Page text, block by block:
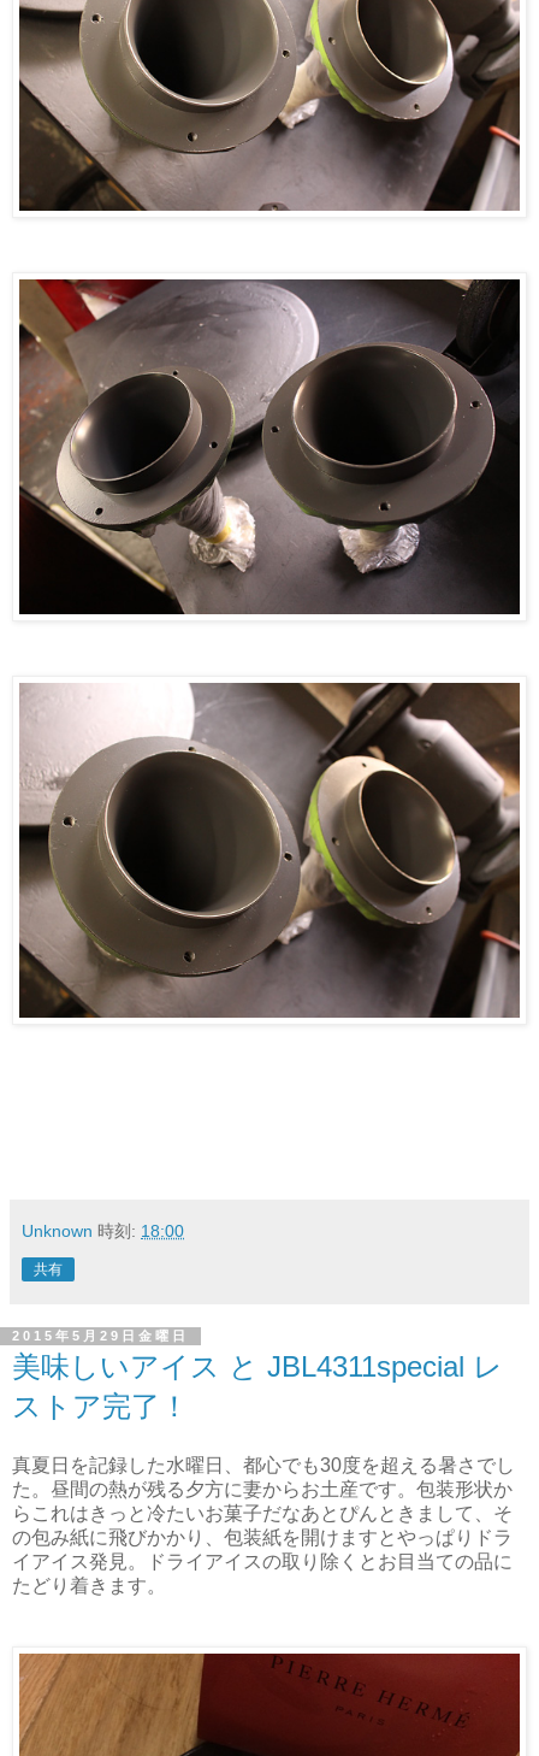
Unknown 時刻: 18:00
共有
2015年5月29日金曜日
美味しいアイス と JBL4311special レ
ストア完了！
真夏日を記録した水曜日、都心でも30度を超える暑さでし
た。昼間の熱が残る夕方に妻からお土産です。包装形状か
らこれはきっと冷たいお菓子だなあとぴんときまして、そ
の包み紙に飛びかかり、包装紙を開けますとやっぱりドラ
イアイス発見。ドライアイスの取り除くとお目当ての品に
たどり着きます。